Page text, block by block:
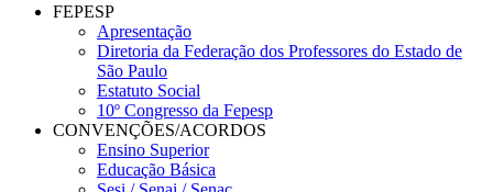
FEPESP
Apresentação
Diretoria da Federação dos Professores do Estado de
São Paulo
Estatuto Social
10º Congresso da Fepesp
CONVENÇÕES/ACORDOS
Ensino Superior
Educação Básica